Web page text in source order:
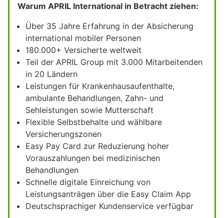
Warum APRIL International in Betracht ziehen:
Über 35 Jahre Erfahrung in der Absicherung
international mobiler Personen
180.000+ Versicherte weltweit
Teil der APRIL Group mit 3.000 Mitarbeitenden
in 20 Ländern
Leistungen für Krankenhausaufenthalte,
ambulante Behandlungen, Zahn- und
Sehleistungen sowie Mutterschaft
Flexible Selbstbehalte und wählbare
Versicherungszonen
Easy Pay Card zur Reduzierung hoher
Vorauszahlungen bei medizinischen
Behandlungen
Schnelle digitale Einreichung von
Leistungsanträgen über die Easy Claim App
Deutschsprachiger Kundenservice verfügbar